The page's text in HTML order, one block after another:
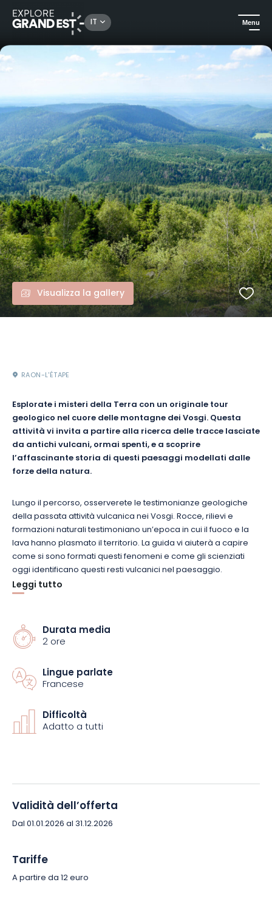
IT Menu
Escursioni Sulle tracce di antichi vulcani nei Vosgi
Visualizza la gallery
RAON-L'ÉTAPE
Esplorate i misteri della Terra con un originale tour
geologico nel cuore delle montagne dei Vosgi. Questa
attività vi invita a partire alla ricerca delle tracce lasciate
da antichi vulcani, ormai spenti, e a scoprire
l’affascinante storia di questi paesaggi modellati dalle
forze della natura.
Lungo il percorso, osserverete le testimonianze geologiche
della passata attività vulcanica nei Vosgi. Rocce, rilievi e
formazioni naturali testimoniano un’epoca in cui il fuoco e la
lava hanno plasmato il territorio. La guida vi aiuterà a capire
come si sono formati questi fenomeni e come gli scienziati
oggi identificano questi resti vulcanici nel paesaggio.
un’eruzione vulcanica. Questa dimostrazione fornisce
un’illustrazione concreta del funzionamento di un vulcano e
Accessibile a curiosi di tutte le età, questa visita combina
sperimentazione. È un modo ideale per imparare divertendosi
e per guardare con occhi nuovi il patrimonio naturale dei
dimenticati del massiccio dei Vosgi.
Leggi tutto
Durata media
2 ore
Lingue parlate
Francese
Difficoltà
Adatto a tutti
Validità dell’offerta
Dal 01.01.2026 al 31.12.2026
Tariffe
A partire da 12 euro